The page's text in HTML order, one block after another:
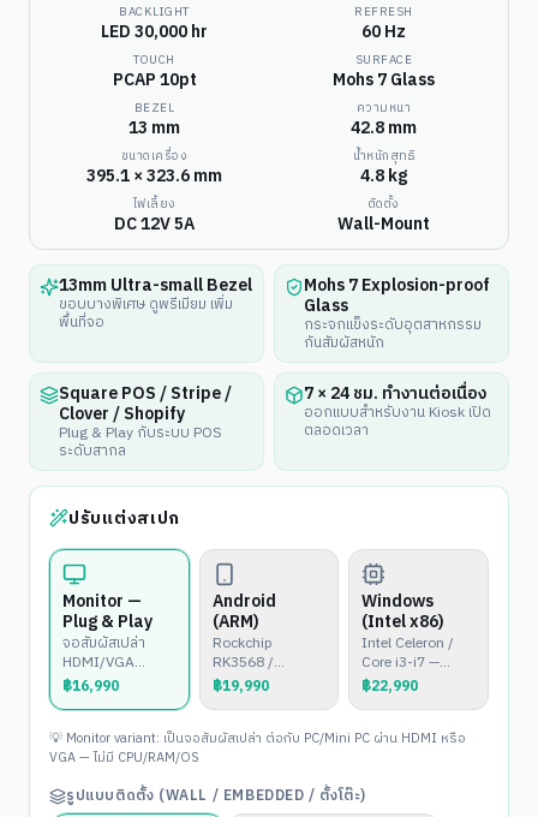
BACKLIGHT
LED 30,000 hr
REFRESH
60 Hz
TOUCH
PCAP 10pt
SURFACE
Mohs 7 Glass
BEZEL
13 mm
ความหนา
42.8 mm
ขนาดเครื่อง
395.1 × 323.6 mm
น้ำหนักสุทธิ
4.8 kg
ไฟเลี้ยง
DC 12V 5A
ติดตั้ง
Wall-Mount
13mm Ultra-small Bezel
ขอบบางพิเศษ ดูพรีเมียม เพิ่ม
พื้นที่จอ
Mohs 7 Explosion-proof
Glass
กระจกแข็งระดับอุตสาหกรรม
กันสัมผัสหนัก
Square POS / Stripe /
Clover / Shopify
Plug & Play กับระบบ POS
ระดับสากล
7 × 24 ชม. ทำงานต่อเนื่อง
ออกแบบสำหรับงาน Kiosk เปิด
ตลอดเวลา
ปรับแต่งสเปก
Monitor —
Plug & Play
จอสัมผัสเปล่า
HDMI/VGA
สำหรับต่อกับ
PC/Mini PC
฿16,990
Android
(ARM)
Rockchip
RK3568 /
RK3399 —
Android 11/12
฿19,990
Windows
(Intel x86)
Intel Celeron /
Core i3-i7 —
Windows 10/11
หรือ Linux
฿22,990
💡 Monitor variant: เป็นจอสัมผัสเปล่า ต่อกับ PC/Mini PC ผ่าน HDMI หรือ
VGA — ไม่มี CPU/RAM/OS
รูปแบบติดตั้ง (WALL / EMBEDDED / ตั้งโต๊ะ)